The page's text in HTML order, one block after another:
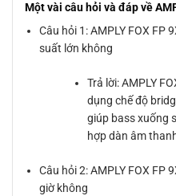
Một vài câu hỏi và đáp về
Câu hỏi 1: AMPLY FOX FP
suất lớn không
Trả lời: AMPLY
dụng chế độ
giúp bass xuống
hợp dàn âm
Câu hỏi 2: AMPLY FOX FP
giờ không